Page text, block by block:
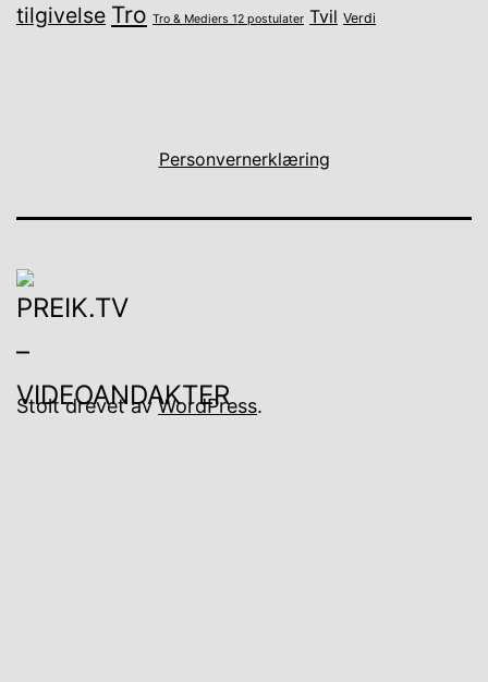
tilgivelse Tro Tro & Mediers 12 postulater Tvil Verdi
Personvernerklæring
Stolt drevet avWordPress.